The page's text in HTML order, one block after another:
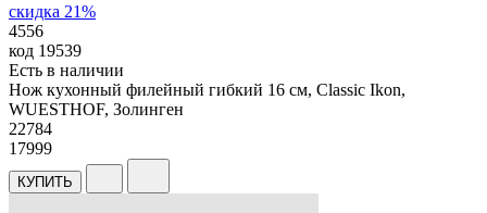
скидка 21%
4556
код 19539
Есть в наличии
Нож кухонный филейный гибкий 16 см, Classic Ikon,
WUESTHOF, Золинген
22784
17999
КУПИТЬ